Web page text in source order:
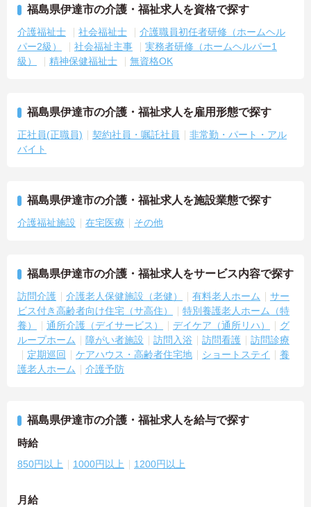
福島県伊達市の介護・福祉求人を資格で探す
介護福祉士 社会福祉士
介護職員初任者研修（ホームヘル
パー2級）
社会福祉主事
実務者研修（ホームヘルパー1
級）
精神保健福祉士 無資格OK
福島県伊達市の介護・福祉求人を雇用形態で探す
正社員(正職員) 契約社員・嘱託社員
非常勤・パート・アル
バイト
福島県伊達市の介護・福祉求人を施設業態で探す
介護福祉施設 在宅医療 その他
福島県伊達市の介護・福祉求人をサービス内容で探す
訪問介護 介護老人保健施設（老健） 有料老人ホーム
サー
ビス付き高齢者向け住宅（サ高住）
特別養護老人ホーム（特
養）
通所介護（デイサービス） デイケア（通所リハ）
グ
ループホーム
障がい者施設 訪問入浴 訪問看護
訪問診療
定期巡回
ケアハウス・高齢者住宅地 ショートステイ
養
護老人ホーム
介護予防
福島県伊達市の介護・福祉求人を給与で探す
時給
850円以上 1000円以上 1200円以上
月給